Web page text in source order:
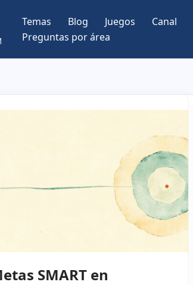
Temas Blog Juegos Canal
Preguntas por área
SMART en